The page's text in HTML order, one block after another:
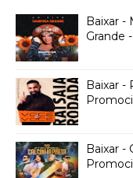
Baixar -
Grande
Baixar -
Baixar -